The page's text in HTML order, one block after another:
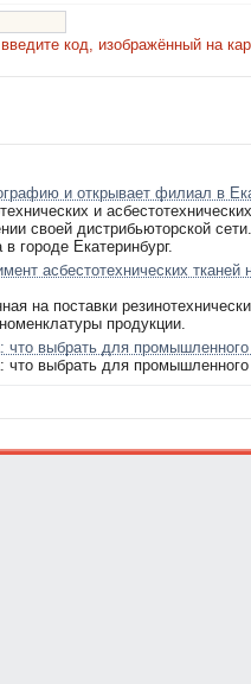
код, изображённый на
и открывает филиал в
и
своей дистрибьюторской
городе Екатеринбург.
асбестотехнических тканей
на поставки
продукции.
выбрать для промышленного
выбрать для промышленного